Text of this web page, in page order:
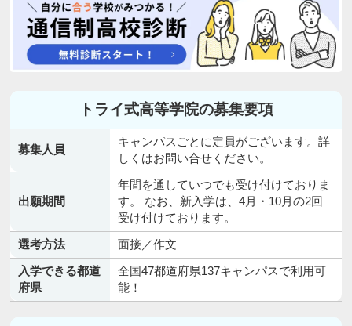
トライ式高等学院の募集要項
募集人員
キャンパスごとに定員がございます。詳
しくはお問い合せください。
出願期間
年間を通していつでも受け付けておりま
す。 なお、新入学は、4月・10月の2回
受け付けております。
選考方法
面接／作文
入学できる都道
府県
全国47都道府県137キャンパスで利用可
能！